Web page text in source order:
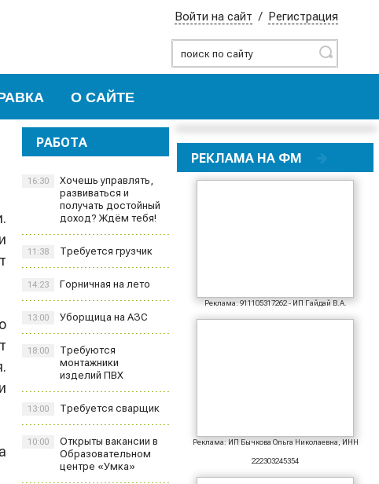
Найти
Войти на сайт / Регистрация
О САЙТЕ
РАБОТА
Хочешь управлять,
развиваться и
получать достойный
доход? Ждём тебя!
16:30
Требуется грузчик
11:38
Горничная на лето
14:23
Уборщица на АЗС
13:00
Требуются
монтажники
изделий ПВХ
18:00
Требуется сварщик
13:00
Открыты вакансии в
Образовательном
центре «Умка»
10:00
РЕКЛАМА НА ФМ
Реклама: 911105317262 - ИП Гайдай В.А.
Реклама: ИП Бычкова Ольга Николаевна, ИНН
222303245354